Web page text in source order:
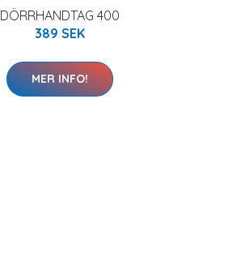
DÖRRHANDTAG 400
389 SEK
MER INFO!